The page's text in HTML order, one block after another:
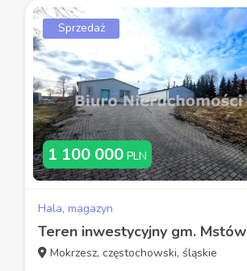
Sprzedaż
1 100 000 PLN
Hala, magazyn
Teren inwestycyjny gm. Mstów
Mokrzesz, częstochowski, śląskie